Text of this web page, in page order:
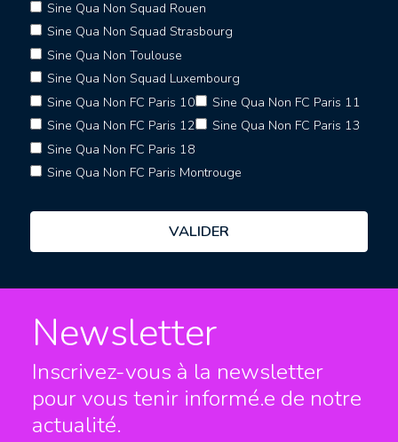
Sine Qua Non Squad Rouen
Sine Qua Non Squad Strasbourg
Sine Qua Non Toulouse
Sine Qua Non Squad Luxembourg
Sine Qua Non FC Paris 10
Sine Qua Non FC Paris 11
Sine Qua Non FC Paris 12
Sine Qua Non FC Paris 13
Sine Qua Non FC Paris 18
Sine Qua Non FC Paris Montrouge
Newsletter
Inscrivez-vous à la newsletter
pour vous tenir informé.e de notre
actualité.